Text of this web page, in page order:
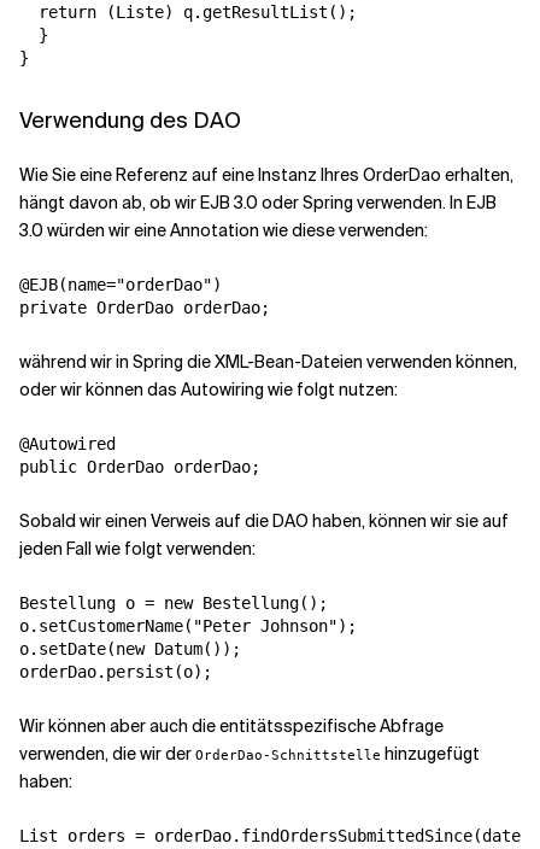
  return (Liste) q.getResultList();
  }
}
Verwendung des DAO
Wie Sie eine Referenz auf eine Instanz Ihres OrderDao erhalten,
hängt davon ab, ob wir EJB 3.0 oder Spring verwenden. In EJB
3.0 würden wir eine Annotation wie diese verwenden:
@EJB(name="orderDao")
während wir in Spring die XML-Bean-Dateien verwenden können,
oder wir können das Autowiring wie folgt nutzen:
@Autowired
Sobald wir einen Verweis auf die DAO haben, können wir sie auf
jeden Fall wie folgt verwenden:
Bestellung o = new Bestellung();
o.setCustomerName("Peter Johnson");
o.setDate(new Datum());
Wir können aber auch die entitätsspezifische Abfrage
verwenden, die wir der OrderDao-Schnittstelle hinzugefügt
haben:
List orders = orderDao.findOrdersSubmittedSince(date);